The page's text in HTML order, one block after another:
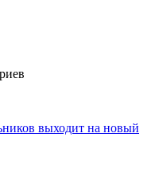
выходит на новый